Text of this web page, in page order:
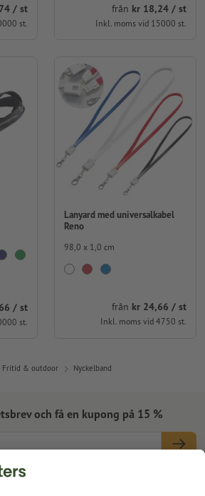
/ st
st.
från kr 18,24 / st
Inkl. moms vid 15000 st.
/ st
st.
Lanyard med universalkabel
Reno
98,0 x 1,0 cm
från kr 24,66 / st
Inkl. moms vid 4750 st.
Fritid & outdoor Nyckelband
och få en kupong på 15 %